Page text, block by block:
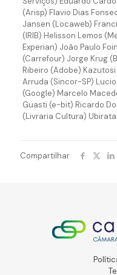
(Arisp) Flavio Dias
Jansen (Locaweb)
(IRIB) Helisson Lemos
Experian) João Paulo
(Carrefour) Jorge Krug
Ribeiro (Adobe)
Arruda (Sincor-SP)
(Google) Marcelo
Guasti (e-bit) Ricardo
(Livraria Cultura)
Compartilhar